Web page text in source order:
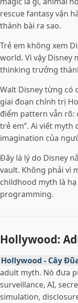
rescue fantasy vận
thành bài ra sao.
Trẻ em không xem
world. Vì vậy Disney
thinking trưởng
Walt Disney từng có
giai đoạn chính trị
điểm pattern vẫn rõ:
trẻ em”. Ai viết myth
imagination của
Đây là lý do Disney
vault. Không phải vì
childhood myth là
programming.
Hollywood:
Hollywood - Cây
adult myth. Nó đưa
surveillance, AI,
simulation,